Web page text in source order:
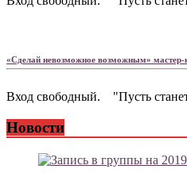
«Сделай невозможное возможным» мастер-
Вход свободный. "Пусть станет
Новости